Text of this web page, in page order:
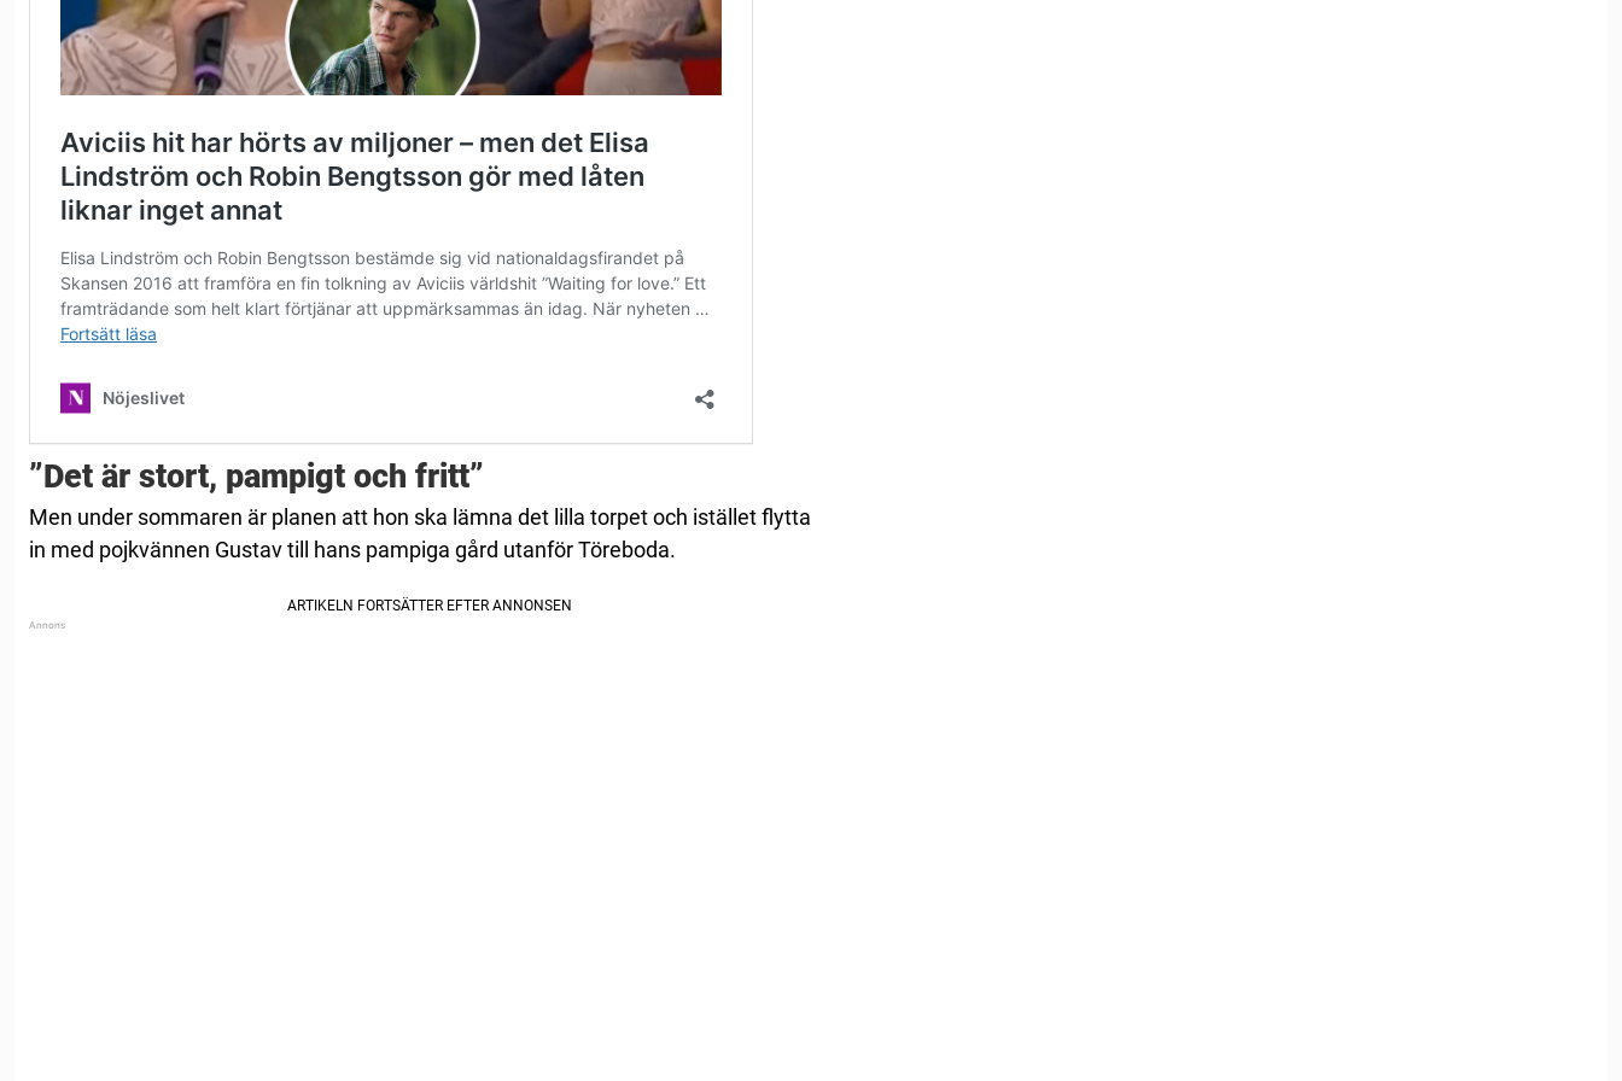
”Det är stort, pampigt och fritt”
Men under sommaren är planen att hon ska lämna det lilla torpet och istället flytta
in med pojkvännen Gustav till hans pampiga gård utanför Töreboda.